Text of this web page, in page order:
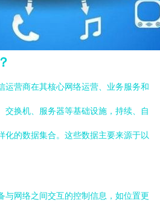
运营商在其核心网络运营、业务服务和
交换机、服务器等基础设施，持续、自
化的数据集合。这些数据主要来源于以
与网络之间交互的控制信息，如位置更